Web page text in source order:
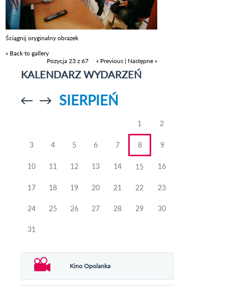
Ściągnij oryginalny obrazek
« Back to gallery
Pozycja 23 z 67
« Previous | Następne »
KALENDARZ WYDARZEŃ
Przejdź doPrzejdź do
SIERPIEŃ
1 2
3 4 5 6 7 8 9
10 11 12 13 14 15 16
17 18 19 20 21 22 23
24 25 26 27 28 29 30
31
Kino Opolanka